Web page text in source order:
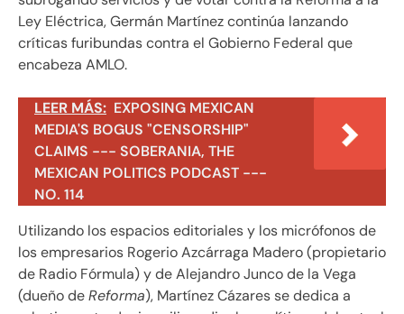
Ley Eléctrica, Germán Martínez continúa lanzando
críticas furibundas contra el Gobierno Federal que
encabeza AMLO.
LEER MÁS: EXPOSING MEXICAN
MEDIA'S BOGUS "CENSORSHIP"
CLAIMS --- SOBERANIA, THE
MEXICAN POLITICS PODCAST ---
NO. 114
Utilizando los espacios editoriales y los micrófonos de
los empresarios Rogerio Azcárraga Madero (propietario
de Radio Fórmula) y de Alejandro Junco de la Vega
(dueño deReforma), Martínez Cázares se dedica a